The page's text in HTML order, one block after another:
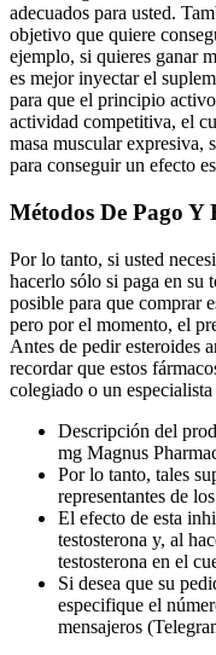
adecuados para usted.
objetivo que quiere
ejemplo, si quieres ganar
es mejor inyectar el
para que el principio
actividad competitiva, el
masa muscular expresiva,
para conseguir un efecto
Métodos De Pago Y
Por lo tanto, si usted
hacerlo sólo si paga en su
posible para que comprar
pero por el momento, el
Antes de pedir esteroides
recordar que estos
colegiado o un
Descripción del
mg Magnus
Por lo tanto, tales
representantes de
El efecto de esta
testosterona y, al
testosterona en el
Si desea que su
especifique el
mensajeros